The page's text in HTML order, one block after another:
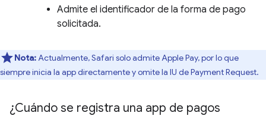
Admite el identificador de la forma de pago
solicitada.
Nota:Actualmente, Safari solo admite Apple Pay, por lo que
siempre inicia la app directamente y omite la IU de Payment Request.
¿Cuándo se registra una app de pagos